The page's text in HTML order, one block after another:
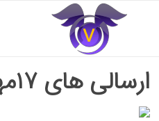
ارسالی های ۱۷مهر